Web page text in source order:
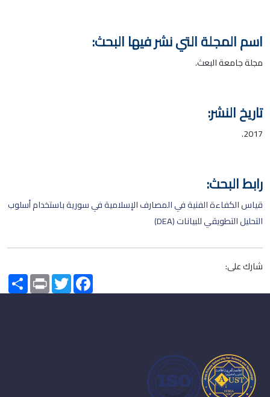
اسم المجلة التي نشر فيها البحث:
مجلة جامعة البعث.
تاريخ النشر:
2017.
رابط البحث:
قياس الكفاءة الفنية في المصارف الإسلامية في سورية باستخدام أسلوب
التحليل التطويقي للبيانات (DEA)
شارك على:
Share PrintTwitterFacebook